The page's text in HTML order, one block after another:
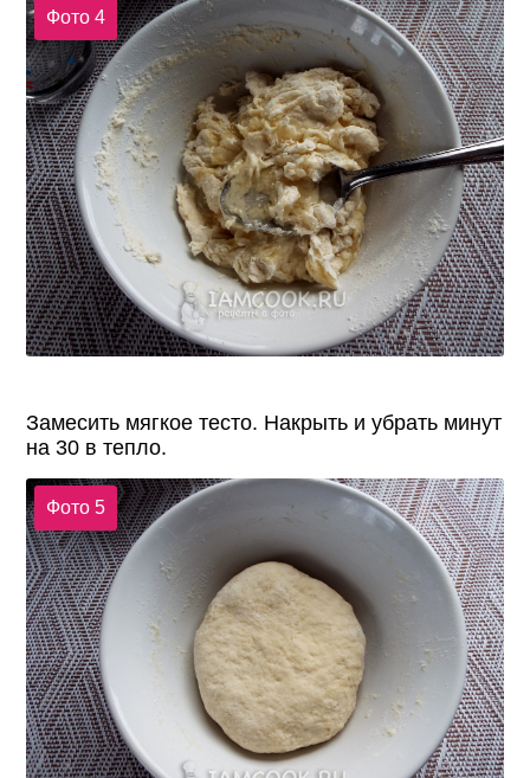
Фото 4
Замесить мягкое тесто. Накрыть и убрать минут
на 30 в тепло.
Фото 5